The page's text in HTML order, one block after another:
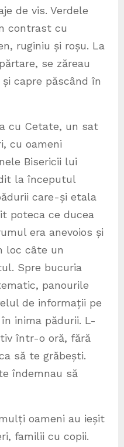
de vis. Verdele
contrast cu
ruginiu și roșu. La
se zăreau
capre păscând în
cu Cetate, un sat
cu oameni
Bisericii lui
la începutul
care-și etala
poteca ce ducea
era anevoios și
loc câte un
Spre bucuria
panourile
de informații pe
inima pădurii. L-
într-o oră, fără
să te grăbești.
îndemnau să
oameni au ieșit
familii cu copii.